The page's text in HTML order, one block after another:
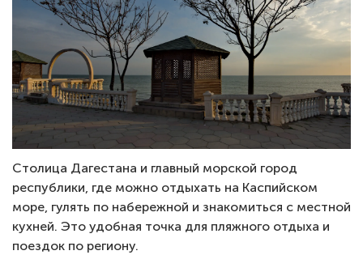
Столица Дагестана и главный морской город
республики, где можно отдыхать на Каспийском
море, гулять по набережной и знакомиться с местной
кухней. Это удобная точка для пляжного отдыха и
поездок по региону.